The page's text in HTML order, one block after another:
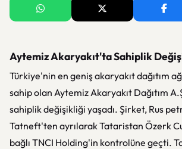
Aytemiz Akaryakıt'ta Sahiplik
Türkiye'nin en geniş akaryakıt dağıtım
sahip olan Aytemiz Akaryakıt Dağıtım
sahiplik değişikliği yaşadı. Şirket, Rus
Tatneft'ten ayrılarak Tataristan Özerk
bağlı TNCI Holding'in kontrolüne geçti.